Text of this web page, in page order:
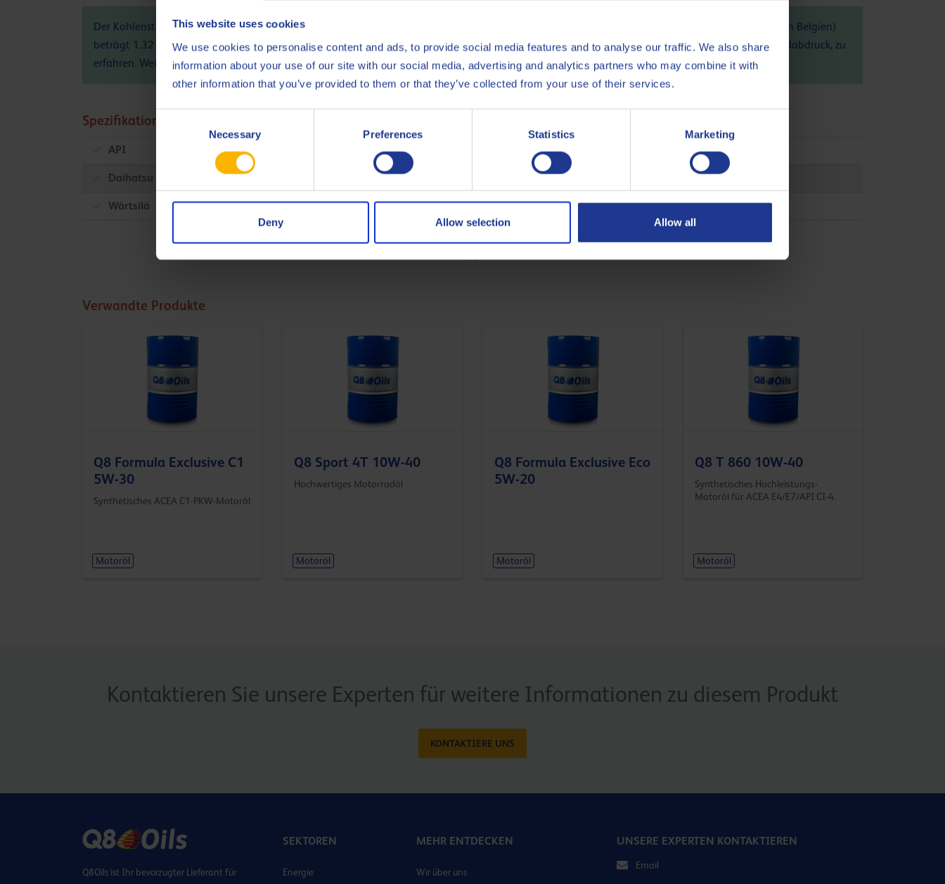
This website uses cookies
We use cookies to personalise content and ads, to provide social media features and to analyse our traffic. We also share
information about your use of our site with our social media, advertising and analytics partners who may combine it with
other information that you’ve provided to them or that they’ve collected from your use of their services.
Consent
Necessary Preferences Statistics Marketing
Deny Allow selection Allow all
Der Kohlenstoff-Fußabdruck (PCF) des Produkts Q8 Mozart TM 30 SAE 30 von der Entstehung bis zur Auslieferung (Q8Oils hochmoderne Anlage in Belgien)
beträgt 1.32 kg CO2 eq / kg. Bitte wenden Sie sich an Q8Oils, um mehr über die positiven Auswirkungen dieses Produkts auf die Umwelt, den Handabdruck, zu
erfahren. Weitere Informationen finden Sie hier
Spezifikationen und Zulassungen
API Caterpillar
Daihatsu
Wärtsilä Yanmar
Less specifications
Verwandte Produkte
Q8 Formula Exclusive C1
5W-30
Synthetisches ACEA C1-PKW-Motoröl
Motoröl
Q8 Sport 4T 10W-40
Hochwertiges Motorradöl
Motoröl
Q8 Formula Exclusive Eco
5W-20
Motoröl
Q8 T 860 10W-40
Synthetisches Hochleistungs-
Motoröl für ACEA E4/E7/API CI-4.
Motoröl
Kontaktieren Sie unsere Experten für weitere Informationen zu diesem Produkt
KONTAKTIERE UNS
Q8Oils ist Ihr bevorzugter Lieferant für
SEKTOREN
Energie
MEHR ENTDECKEN
Wir über uns
UNSERE EXPERTEN KONTAKTIEREN
Email